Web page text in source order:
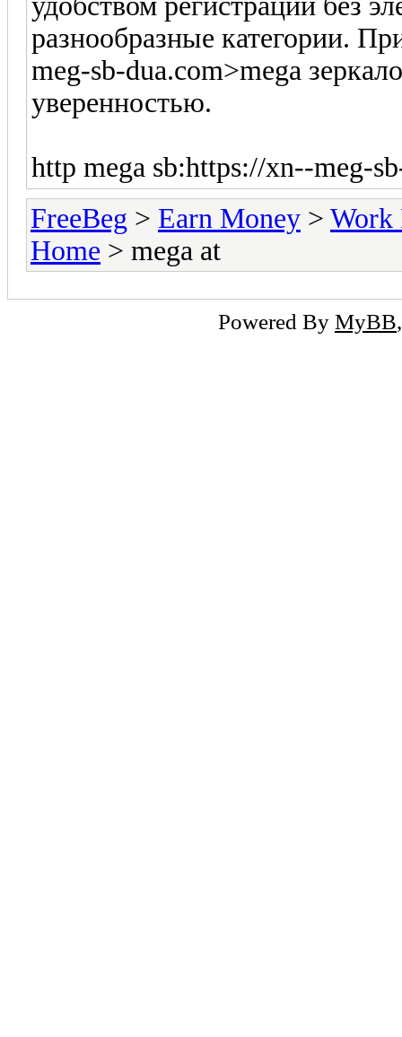
разнообразные категории.
meg-sb-dua.com>mega
уверенностью.
http mega sb:https://xn--meg-
FreeBeg > Earn Money > Work
Home > mega at
Powered By MyBB